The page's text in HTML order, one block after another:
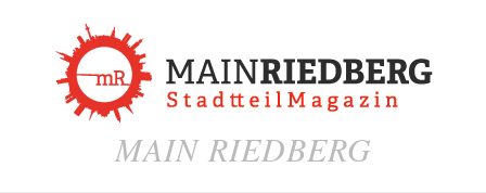
MAIN RIEDBERG